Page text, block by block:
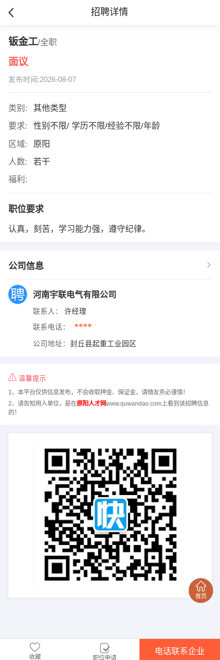
招聘详情
钣金工/全职
面议
发布时间:2026-08-07
类别:
其他类型
要求:
性别不限/ 学历不限/经验不限/年龄
区域:
原阳
人数:
若干
福利:
职位要求
认真，刻苦，学习能力强，遵守纪律。
公司信息
河南宇联电气有限公司
联系人： 许经理
联系电话： ****
公司地址： 封丘县起重工业园区
温馨提示
1、本平台仅供信息发布，不会收取押金、保证金，请微友务必谨慎！
2、请告知用人单位，是在原阳人才网www.quwandao.com上看到该招聘信息
的！
收藏 职位申请
电话联系企业